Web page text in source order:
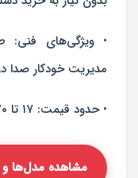
• ویژگی‌های فنی:
مدیریت خودکار صدا در ۷ محیط
• حدود قیمت: ۱۷ تا ۷۰ میلیون تومان.
مشاهده مدل‌ها و